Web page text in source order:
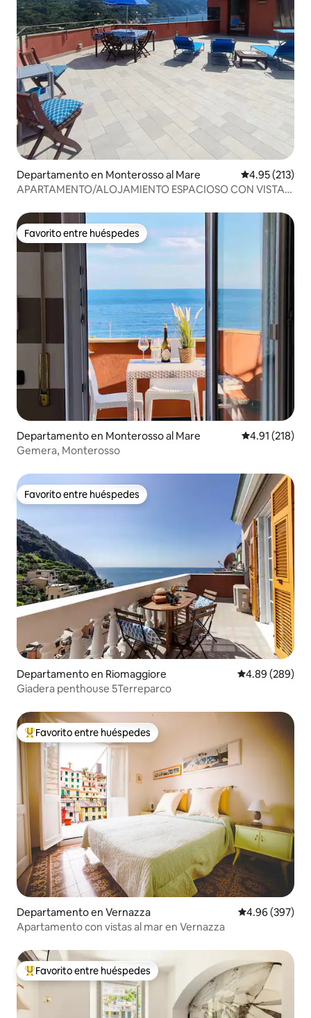
Departamento en Monterosso al Mare Calificación
4.95 (213)
APARTAMENTO/ALOJAMIENTO ESPACIOSO CON VISTAS
Favorito entre huéspedes
Favorito entre huéspedes
Departamento en Monterosso al Mare Calificación
4.91 (218)
Gemera, Monterosso
Favorito entre huéspedes
Favorito entre huéspedes
Departamento en Riomaggiore Calificación
4.89 (289)
Giadera penthouse 5Terreparco
De los mejores en Favorito entre huéspedes
Favorito entre huéspedes
Departamento en Vernazza Calificación
4.96 (397)
Apartamento con vistas al mar en Vernazza
De los mejores en Favorito entre huéspedes
Favorito entre huéspedes